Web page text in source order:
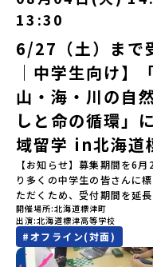
いただきます。登録メール
地域みらい留学公式LINEよ
定をしていると、通知メー
合は、「@miratabi.jp」か
いいたします。※結果に関
ませんので、ご了承くださ
人様1回限りです。PC・ス
後の内容変更はできません
違いにご注意ください。・
度)で宿泊いただく予定です
詳細なアレルギー対応希望
対応が必要な場合は必ず事
参加できなくなった場合に
遠慮下さい。やむを得ない
ご連絡ください。・キャン
しの場合、以下のルールに
ください。プログラム開催
学」ステップアップ説明会
や、お申し込みを迷われて
を行います。知りたい情報
プをご活用ください。【
ブ動画を公開中！）〜まず
へ〜日本全国20以上の地域
学」の全体像や魅力につい
での参加にあたり、保護者
のサポート体制」について
からお気軽にご視聴くださ
る]YouTube：https://
si=e5erbspvwz5O8_uF 【
「大樹町」の内容を具体的
うえで、「大樹町では具体
という疑問にお答えする説
や、2泊3日のプログラムの
時： 5月13日(水) 19：00〜19：40内 容
ず参加をお願いします。【
13:30 集合【解散場所・時
象】中学生2～3年生【宿泊
泊いただく予定です。【旅
のうち、以下の内容が無料
ラム内のアクティビティ・
加者のご負担となります・
自由時間の個人飲食費など
申し込み多数の場合は抽選
数の場合は、締め切り後1週
す。【申し込み受付期間
12：00まで疑問も不安もワ
ステップアップ説明会プロ
申し込みを迷われている方
ます。知りたい情報のレベ
活用ください。【STEP 1
を公開中！）〜まずは「お
す。町の約83％は「森林」
もあり緑が豊かな大自然を
の夏、紅葉の秋、スキーや
ことのできるユニークな町
たい）国立公園」では登山
うげん）スキー場」は日本
で、一年中自然アクティビ
幡平市にある「松川地熱発
を電気に変えた」場所！八
電気に変える「地球・自然
出す挑戦をしてきた町です
発電所から吹き出す地熱蒸
できます。世界でここだけ
ーションのアートづくりを
平市は自然（山）の恵みを
す。みなさんの地元の味と
しんでください🎵今回はこ
13:30
6/27（土）まで
｜中学生向け】
山・海・川の自
しと命の循環」
域留学 in北海道
【お知らせ】募集期間を6
り多くの中学生の皆さんに
ただくため、受付期間を延
し込みのタイミングを逃し
ひ一歩踏み出してみません
がございます。お早目にご
------＼返還不要・3年間最
開催場所 北海道標津町
出演 北海道標津高等学校
#オフライン(対面)